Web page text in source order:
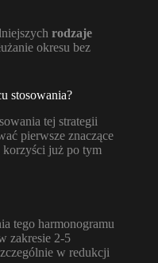
rodzaje
okresu bez
stosowania?
tej strategii
pierwsze znaczące
korzyści już po tym
tego harmonogramu
zakresie 2-5
w redukcji